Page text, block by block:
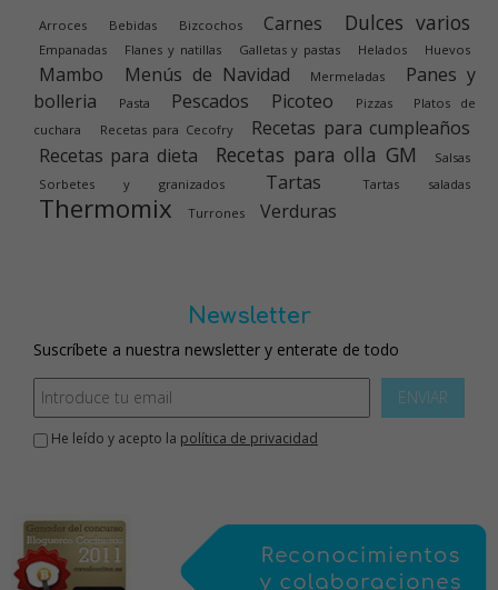
Arroces Bebidas Bizcochos Carnes Dulces varios
Empanadas Flanes y natillas Galletas y pastas Helados Huevos
Mambo Menús de Navidad Mermeladas
Panes y
bolleria
Pasta Pescados Picoteo Pizzas
Platos de
cuchara
Recetas para Cecofry
Recetas para cumpleaños
Recetas para dieta
Recetas para olla GM
Salsas
Sorbetes y granizados
Tartas Tartas saladas
Thermomix Turrones Verduras
Newsletter
Suscríbete a nuestra newsletter y enterate de todo
ENVIAR
He leído y acepto la política de privacidad